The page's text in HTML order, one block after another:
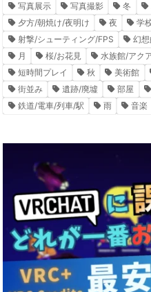
写真展示
写真撮影 冬
夕方/朝焼け/夜明け
夜 学
射撃/シューティング/FPS
幻想
月
桜/お花見 水族館/アク
短時間プレイ
秋 美術館
街並み
遺跡/廃墟 部屋
鉄道/電車/列車/駅
雨 音楽